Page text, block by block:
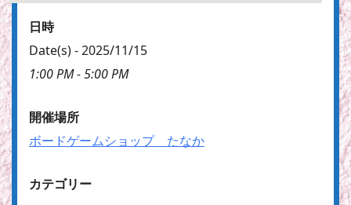
日時
Date(s) - 2025/11/15
1:00 PM - 5:00 PM
開催場所
ボードゲームショップ たなか
カテゴリー